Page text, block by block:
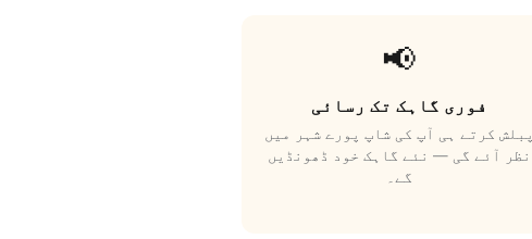
📢
فوری گاہک تک رسائی
پبلش کرتے ہی آپ کی شاپ پورے شہر میں
نظر آئے گی — نئے گاہک خود ڈھونڈیں
گے۔